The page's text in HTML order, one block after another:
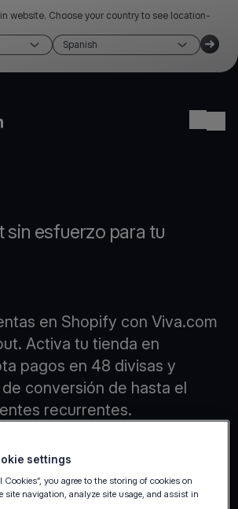
website. Choose your country to see location-
Spanish
sin esfuerzo para tu
en Shopify con Viva.com
Activa tu tienda en
pagos en 48 divisas y
conversión de hasta el
recurrentes.
settings
you agree to the storing of cookies on
site navigation, analyze site usage, and assist in